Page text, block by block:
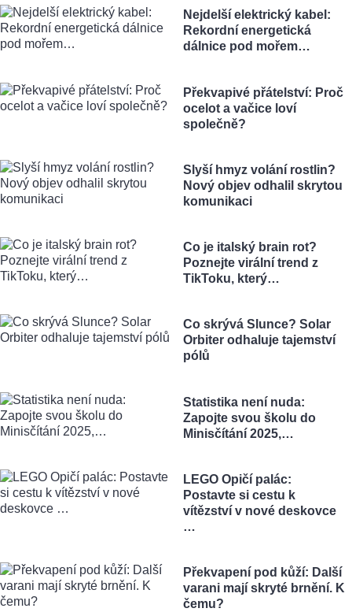
Nejdelší elektrický kabel:
Rekordní energetická
dálnice pod mořem…
Překvapivé přátelství: Proč
ocelot a vačice loví
společně?
Slyší hmyz volání rostlin?
Nový objev odhalil skrytou
komunikaci
Co je italský brain rot?
Poznejte virální trend z
TikToku, který…
Co skrývá Slunce? Solar
Orbiter odhaluje tajemství
pólů
Statistika není nuda:
Zapojte svou školu do
Minisčítání 2025,…
LEGO Opičí palác:
Postavte si cestu k
vítězství v nové deskovce
…
Překvapení pod kůží: Další
varani mají skryté brnění. K
čemu?